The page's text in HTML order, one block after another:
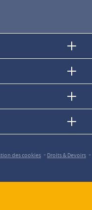
des cookies -Droits & Devoirs -